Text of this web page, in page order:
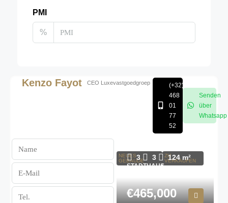
PMI
%
Kenzo Fayot CEO Luxevastgoedgroep
(+32)
468
01
77
52
Senden
über
Whatsapp
NEUES
GEBÄUDE
ZU
VERKAUFEN
3 3 124 m²
STADTHAUS,
€465,000